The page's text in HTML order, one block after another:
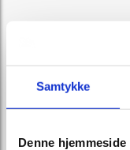
Samtykke
Denne